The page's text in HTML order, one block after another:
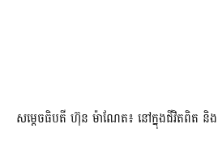
សម្តេចធិបតី ហ៊ុន ម៉ាណែត៖ នៅក្នុងជីវិតពិត និ